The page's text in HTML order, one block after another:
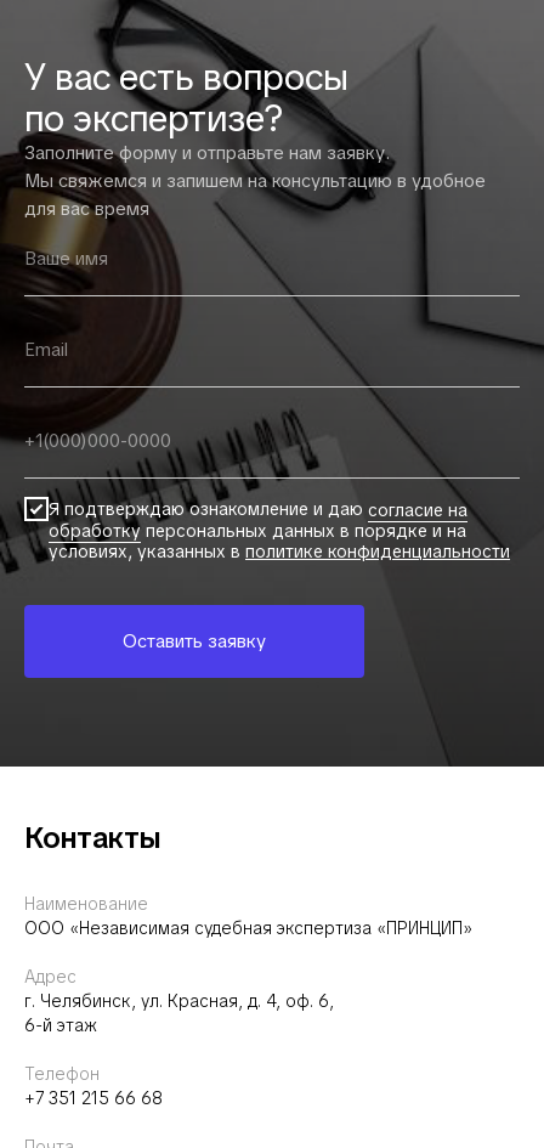
У вас есть вопросы
по экспертизе?
Заполните форму и отправьте нам заявку.
Мы свяжемся и запишем на консультацию в удобное
для вас время
Я подтверждаю ознакомление и даю согласие на
обработку персональных данных в порядке и на
условиях, указанных в политике конфиденциальности
Оставить заявку
Контакты
Наименование
ООО «Независимая судебная экспертиза «ПРИНЦИП»
Адрес
г. Челябинск, ул. Красная, д. 4, оф. 6,
6-й этаж
Телефон
+7 351 215 66 68